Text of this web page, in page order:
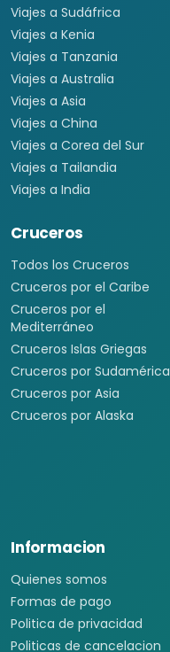
Viajes a Sudáfrica
Viajes a Kenia
Viajes a Tanzania
Viajes a Australia
Viajes a Asia
Viajes a China
Viajes a Corea del Sur
Viajes a Tailandia
Viajes a India
Cruceros
Todos los Cruceros
Cruceros por el Caribe
Cruceros por el
Mediterráneo
Cruceros Islas Griegas
Cruceros por Sudamérica
Cruceros por Asia
Cruceros por Alaska
Informacion
Quienes somos
Formas de pago
Politica de privacidad
Politicas de cancelacion